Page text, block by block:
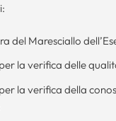
del Maresciallo
la verifica delle
la verifica della